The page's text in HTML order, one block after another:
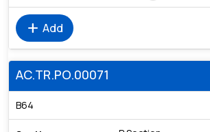
add Add
AC.TR.PO.00071
B64